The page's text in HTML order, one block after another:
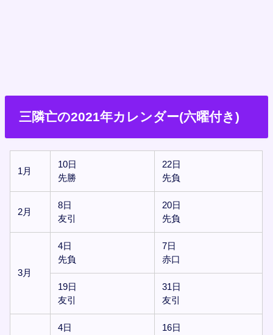
三隣亡の2021年カレンダー(六曜付き)
1月
10日
先勝
22日
先負
2月
8日
友引
20日
先負
3月
4日
先負
7日
赤口
19日
友引
31日
友引
4日
16日